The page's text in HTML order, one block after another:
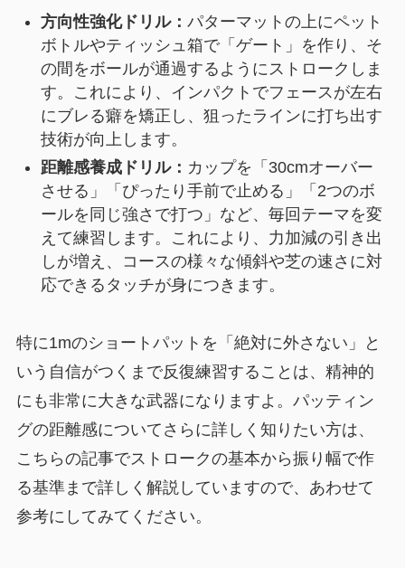
方向性強化ドリル： パターマットの上にペット
ボトルやティッシュ箱で「ゲート」を作り、そ
の間をボールが通過するようにストロークしま
す。これにより、インパクトでフェースが左右
にブレる癖を矯正し、狙ったラインに打ち出す
技術が向上します。
距離感養成ドリル： カップを「30cmオーバー
させる」「ぴったり手前で止める」「2つのボ
ールを同じ強さで打つ」など、毎回テーマを変
えて練習します。これにより、力加減の引き出
しが増え、コースの様々な傾斜や芝の速さに対
応できるタッチが身につきます。
特に1mのショートパットを「絶対に外さない」と
いう自信がつくまで反復練習することは、精神的
にも非常に大きな武器になりますよ。パッティン
グの距離感についてさらに詳しく知りたい方は、
こちらの記事でストロークの基本から振り幅で作
る基準まで詳しく解説していますので、あわせて
参考にしてみてください。